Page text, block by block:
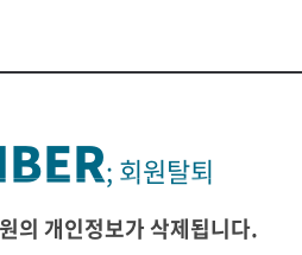
; 회원탈퇴
의 개인정보가 삭제됩니다.